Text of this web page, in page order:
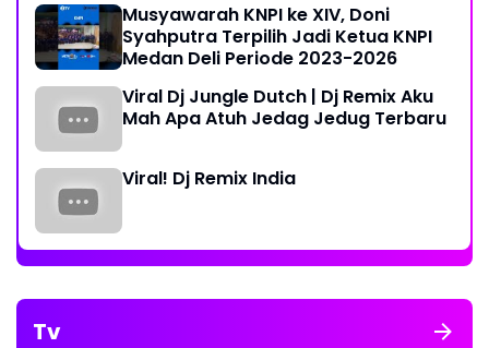
Musyawarah KNPI ke XIV, Doni
Syahputra Terpilih Jadi Ketua KNPI
Medan Deli Periode 2023-2026
Viral Dj Jungle Dutch | Dj Remix Aku
Mah Apa Atuh Jedag Jedug Terbaru
Viral! Dj Remix India
Tv